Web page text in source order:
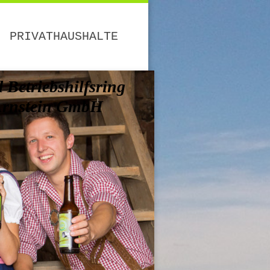
PRIVATHAUSHALTE
Betriebshilfsring
GmbH